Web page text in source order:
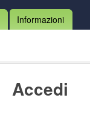
Informazioni
Accedi